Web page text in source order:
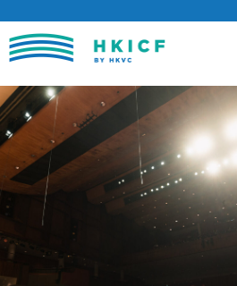
至
內
容